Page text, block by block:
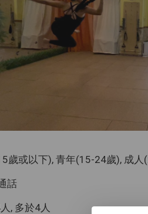
歲或以下), 青年(15-24歲), 成
話
, 多於4人